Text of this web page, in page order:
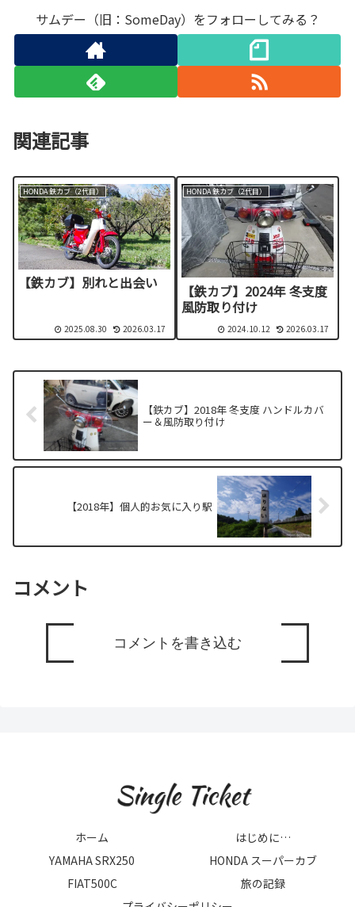
サムデー（旧：SomeDay）をフォローしてみる？
関連記事
HONDA 鉄カブ（2代目）
【鉄カブ】別れと出会い
2025.08.30 2026.03.17
HONDA 鉄カブ（2代目）
【鉄カブ】2024年 冬支度
風防取り付け
2024.10.12 2026.03.17
【鉄カブ】2018年 冬支度 ハンドルカバ
ー＆風防取り付け
【2018年】個人的お気に入り駅
コメント
コメントを書き込む
ホーム
はじめに…
YAMAHA SRX250
HONDA スーパーカブ
FIAT500C
旅の記録